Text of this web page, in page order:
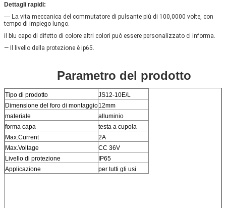
Dettagli rapidi:
— La vita meccanica del commutatore di pulsante più di 100,0000 volte, con
tempo di impiego lungo.
il blu capo di difetto di colore altri colori può essere personalizzato ci informa.
— Il livello della protezione è ip65.
Parametro del prodotto
Tipo di prodotto
JS12-10E/L
Dimensione del foro di montaggio12mm
materiale
alluminio
forma capa
testa a cupola
Max.Current
2A
Max.Voltage
CC 36V
Livello di protezione
IP65
Applicazione
per tutti gli usi